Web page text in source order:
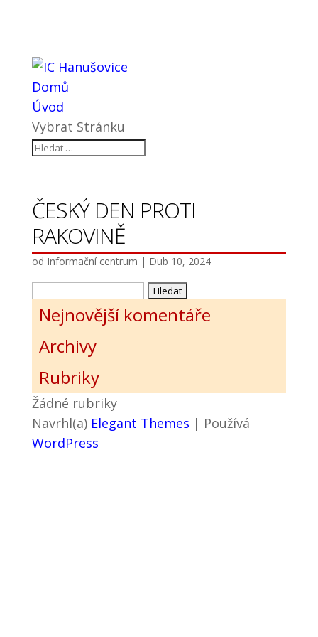
Domů
Úvod
Vybrat Stránku
ČESKÝ DEN PROTI
RAKOVINĚ
od Informační centrum | Dub 10, 2024
Vyhledávání
Nejnovější komentáře
Archivy
Rubriky
Žádné rubriky
Navrhl(a) Elegant Themes | Používá
WordPress